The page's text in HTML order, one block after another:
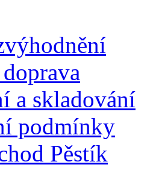
a skladování
podmínky
Pěstík